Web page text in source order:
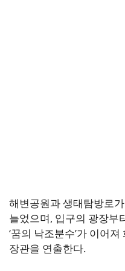
해변공원과 생태탐방로
늘었으며, 입구의 광장부
‘꿈의 낙조분수’가 이어
장관을 연출한다.